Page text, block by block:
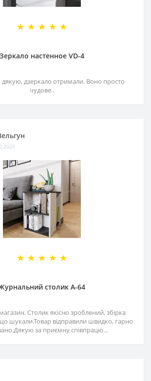
Зеркало настенное VD-4
дзеркало отримали. Воно просто
чудове..
столик А-64
Столик якісно зроблений, збірка
шукали.Товар відправили швидко, гарно
за приємну співпрацю...